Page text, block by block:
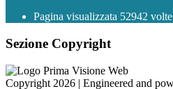
Pagina visualizzata 52942 volte
Sezione Copyright
Copyright 2026 | Engineered and